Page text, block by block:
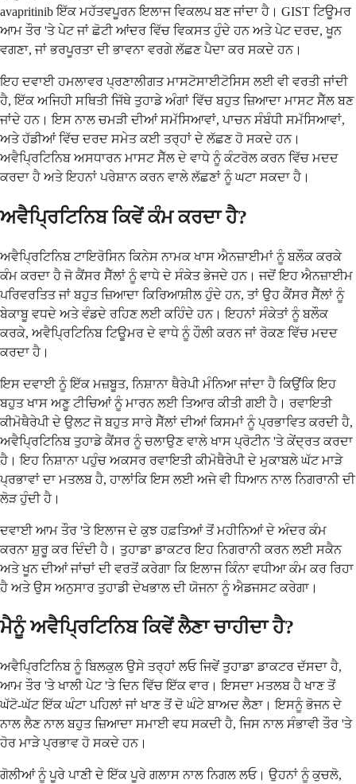
avapritinib ਇੱਕ ਮਹੱਤਵਪੂਰਨ ਇਲਾਜ ਵਿਕਲਪ ਬਣ ਜਾਂਦਾ ਹੈ। GIST ਟਿਊਮਰ
ਆਮ ਤੌਰ 'ਤੇ ਪੇਟ ਜਾਂ ਛੋਟੀ ਆਂਦਰ ਵਿੱਚ ਵਿਕਸਤ ਹੁੰਦੇ ਹਨ ਅਤੇ ਪੇਟ ਦਰਦ, ਖੂਨ
ਵਗਣਾ, ਜਾਂ ਭਰਪੂਰਤਾ ਦੀ ਭਾਵਨਾ ਵਰਗੇ ਲੱਛਣ ਪੈਦਾ ਕਰ ਸਕਦੇ ਹਨ।
ਇਹ ਦਵਾਈ ਹਮਲਾਵਰ ਪ੍ਰਣਾਲੀਗਤ ਮਾਸਟੋਸਾਈਟੋਸਿਸ ਲਈ ਵੀ ਵਰਤੀ ਜਾਂਦੀ
ਹੈ, ਇੱਕ ਅਜਿਹੀ ਸਥਿਤੀ ਜਿੱਥੇ ਤੁਹਾਡੇ ਅੰਗਾਂ ਵਿੱਚ ਬਹੁਤ ਜ਼ਿਆਦਾ ਮਾਸਟ ਸੈੱਲ ਬਣ
ਜਾਂਦੇ ਹਨ। ਇਸ ਨਾਲ ਚਮੜੀ ਦੀਆਂ ਸਮੱਸਿਆਵਾਂ, ਪਾਚਨ ਸੰਬੰਧੀ ਸਮੱਸਿਆਵਾਂ,
ਅਤੇ ਹੱਡੀਆਂ ਵਿੱਚ ਦਰਦ ਸਮੇਤ ਕਈ ਤਰ੍ਹਾਂ ਦੇ ਲੱਛਣ ਹੋ ਸਕਦੇ ਹਨ।
ਅਵੈਪ੍ਰਿਟਿਨਿਬ ਅਸਧਾਰਨ ਮਾਸਟ ਸੈੱਲ ਦੇ ਵਾਧੇ ਨੂੰ ਕੰਟਰੋਲ ਕਰਨ ਵਿੱਚ ਮਦਦ
ਕਰਦਾ ਹੈ ਅਤੇ ਇਹਨਾਂ ਪਰੇਸ਼ਾਨ ਕਰਨ ਵਾਲੇ ਲੱਛਣਾਂ ਨੂੰ ਘਟਾ ਸਕਦਾ ਹੈ।
ਅਵੈਪ੍ਰਿਟਿਨਿਬ ਕਿਵੇਂ ਕੰਮ ਕਰਦਾ ਹੈ?
ਅਵੈਪ੍ਰਿਟਿਨਿਬ ਟਾਇਰੋਸਿਨ ਕਿਨੇਸ ਨਾਮਕ ਖਾਸ ਐਨਜ਼ਾਈਮਾਂ ਨੂੰ ਬਲੌਕ ਕਰਕੇ
ਕੰਮ ਕਰਦਾ ਹੈ ਜੋ ਕੈਂਸਰ ਸੈੱਲਾਂ ਨੂੰ ਵਾਧੇ ਦੇ ਸੰਕੇਤ ਭੇਜਦੇ ਹਨ। ਜਦੋਂ ਇਹ ਐਨਜ਼ਾਈਮ
ਪਰਿਵਰਤਿਤ ਜਾਂ ਬਹੁਤ ਜ਼ਿਆਦਾ ਕਿਰਿਆਸ਼ੀਲ ਹੁੰਦੇ ਹਨ, ਤਾਂ ਉਹ ਕੈਂਸਰ ਸੈੱਲਾਂ ਨੂੰ
ਬੇਕਾਬੂ ਵਧਦੇ ਅਤੇ ਵੰਡਦੇ ਰਹਿਣ ਲਈ ਕਹਿੰਦੇ ਹਨ। ਇਹਨਾਂ ਸੰਕੇਤਾਂ ਨੂੰ ਬਲੌਕ
ਕਰਕੇ, ਅਵੈਪ੍ਰਿਟਿਨਿਬ ਟਿਊਮਰ ਦੇ ਵਾਧੇ ਨੂੰ ਹੌਲੀ ਕਰਨ ਜਾਂ ਰੋਕਣ ਵਿੱਚ ਮਦਦ
ਕਰਦਾ ਹੈ।
ਇਸ ਦਵਾਈ ਨੂੰ ਇੱਕ ਮਜ਼ਬੂਤ, ਨਿਸ਼ਾਨਾ ਥੈਰੇਪੀ ਮੰਨਿਆ ਜਾਂਦਾ ਹੈ ਕਿਉਂਕਿ ਇਹ
ਬਹੁਤ ਖਾਸ ਅਣੂ ਟੀਚਿਆਂ ਨੂੰ ਮਾਰਨ ਲਈ ਤਿਆਰ ਕੀਤੀ ਗਈ ਹੈ। ਰਵਾਇਤੀ
ਕੀਮੋਥੈਰੇਪੀ ਦੇ ਉਲਟ ਜੋ ਬਹੁਤ ਸਾਰੇ ਸੈੱਲਾਂ ਦੀਆਂ ਕਿਸਮਾਂ ਨੂੰ ਪ੍ਰਭਾਵਿਤ ਕਰਦੀ ਹੈ,
ਅਵੈਪ੍ਰਿਟਿਨਿਬ ਤੁਹਾਡੇ ਕੈਂਸਰ ਨੂੰ ਚਲਾਉਣ ਵਾਲੇ ਖਾਸ ਪ੍ਰੋਟੀਨ 'ਤੇ ਕੇਂਦ੍ਰਤ ਕਰਦਾ
ਹੈ। ਇਹ ਨਿਸ਼ਾਨਾ ਪਹੁੰਚ ਅਕਸਰ ਰਵਾਇਤੀ ਕੀਮੋਥੈਰੇਪੀ ਦੇ ਮੁਕਾਬਲੇ ਘੱਟ ਮਾੜੇ
ਪ੍ਰਭਾਵਾਂ ਦਾ ਮਤਲਬ ਹੈ, ਹਾਲਾਂਕਿ ਇਸ ਲਈ ਅਜੇ ਵੀ ਧਿਆਨ ਨਾਲ ਨਿਗਰਾਨੀ ਦੀ
ਲੋੜ ਹੁੰਦੀ ਹੈ।
ਦਵਾਈ ਆਮ ਤੌਰ 'ਤੇ ਇਲਾਜ ਦੇ ਕੁਝ ਹਫ਼ਤਿਆਂ ਤੋਂ ਮਹੀਨਿਆਂ ਦੇ ਅੰਦਰ ਕੰਮ
ਕਰਨਾ ਸ਼ੁਰੂ ਕਰ ਦਿੰਦੀ ਹੈ। ਤੁਹਾਡਾ ਡਾਕਟਰ ਇਹ ਨਿਗਰਾਨੀ ਕਰਨ ਲਈ ਸਕੈਨ
ਅਤੇ ਖੂਨ ਦੀਆਂ ਜਾਂਚਾਂ ਦੀ ਵਰਤੋਂ ਕਰੇਗਾ ਕਿ ਇਲਾਜ ਕਿੰਨਾ ਵਧੀਆ ਕੰਮ ਕਰ ਰਿਹਾ
ਹੈ ਅਤੇ ਉਸ ਅਨੁਸਾਰ ਤੁਹਾਡੀ ਦੇਖਭਾਲ ਦੀ ਯੋਜਨਾ ਨੂੰ ਐਡਜਸਟ ਕਰੇਗਾ।
ਮੈਨੂੰ ਅਵੈਪ੍ਰਿਟਿਨਿਬ ਕਿਵੇਂ ਲੈਣਾ ਚਾਹੀਦਾ ਹੈ?
ਅਵੈਪ੍ਰਿਟਿਨਿਬ ਨੂੰ ਬਿਲਕੁਲ ਉਸੇ ਤਰ੍ਹਾਂ ਲਓ ਜਿਵੇਂ ਤੁਹਾਡਾ ਡਾਕਟਰ ਦੱਸਦਾ ਹੈ,
ਆਮ ਤੌਰ 'ਤੇ ਖਾਲੀ ਪੇਟ 'ਤੇ ਦਿਨ ਵਿੱਚ ਇੱਕ ਵਾਰ। ਇਸਦਾ ਮਤਲਬ ਹੈ ਖਾਣ ਤੋਂ
ਘੱਟੋ-ਘੱਟ ਇੱਕ ਘੰਟਾ ਪਹਿਲਾਂ ਜਾਂ ਖਾਣ ਤੋਂ ਦੋ ਘੰਟੇ ਬਾਅਦ ਲੈਣਾ। ਇਸਨੂੰ ਭੋਜਨ ਦੇ
ਨਾਲ ਲੈਣ ਨਾਲ ਬਹੁਤ ਜ਼ਿਆਦਾ ਸਮਾਈ ਵਧ ਸਕਦੀ ਹੈ, ਜਿਸ ਨਾਲ ਸੰਭਾਵੀ ਤੌਰ 'ਤੇ
ਹੋਰ ਮਾੜੇ ਪ੍ਰਭਾਵ ਹੋ ਸਕਦੇ ਹਨ।
ਗੋਲੀਆਂ ਨੂੰ ਪੂਰੇ ਪਾਣੀ ਦੇ ਇੱਕ ਪੂਰੇ ਗਲਾਸ ਨਾਲ ਨਿਗਲ ਲਓ। ਉਹਨਾਂ ਨੂੰ ਕੁਚਲੋ,